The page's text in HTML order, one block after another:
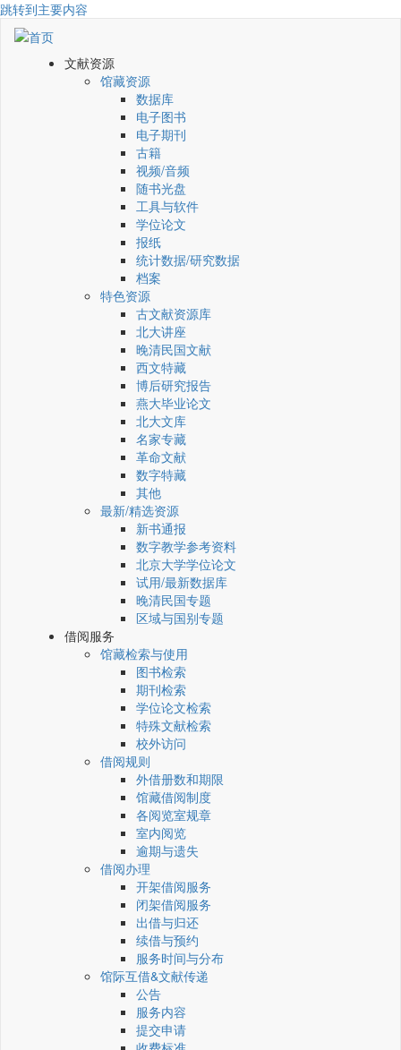
跳转到主要内容
文献资源
馆藏资源
数据库
电子图书
电子期刊
古籍
视频/音频
随书光盘
工具与软件
学位论文
报纸
统计数据/研究数据
档案
特色资源
古文献资源库
北大讲座
晚清民国文献
西文特藏
博后研究报告
燕大毕业论文
北大文库
名家专藏
革命文献
数字特藏
其他
最新/精选资源
新书通报
数字教学参考资料
北京大学学位论文
试用/最新数据库
晚清民国专题
区域与国别专题
借阅服务
馆藏检索与使用
图书检索
期刊检索
学位论文检索
特殊文献检索
校外访问
借阅规则
外借册数和期限
馆藏借阅制度
各阅览室规章
室内阅览
逾期与遗失
借阅办理
开架借阅服务
闭架借阅服务
出借与归还
续借与预约
服务时间与分布
馆际互借&文献传递
公告
服务内容
提交申请